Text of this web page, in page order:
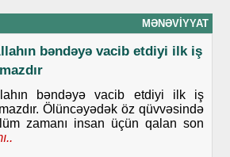
MƏNƏVIYYAT
bəndəyə vacib etdiyi ilk iş
bəndəyə vacib etdiyi ilk iş
Ölüncəyədək öz qüvvəsində
zamanı insan üçün qalan son